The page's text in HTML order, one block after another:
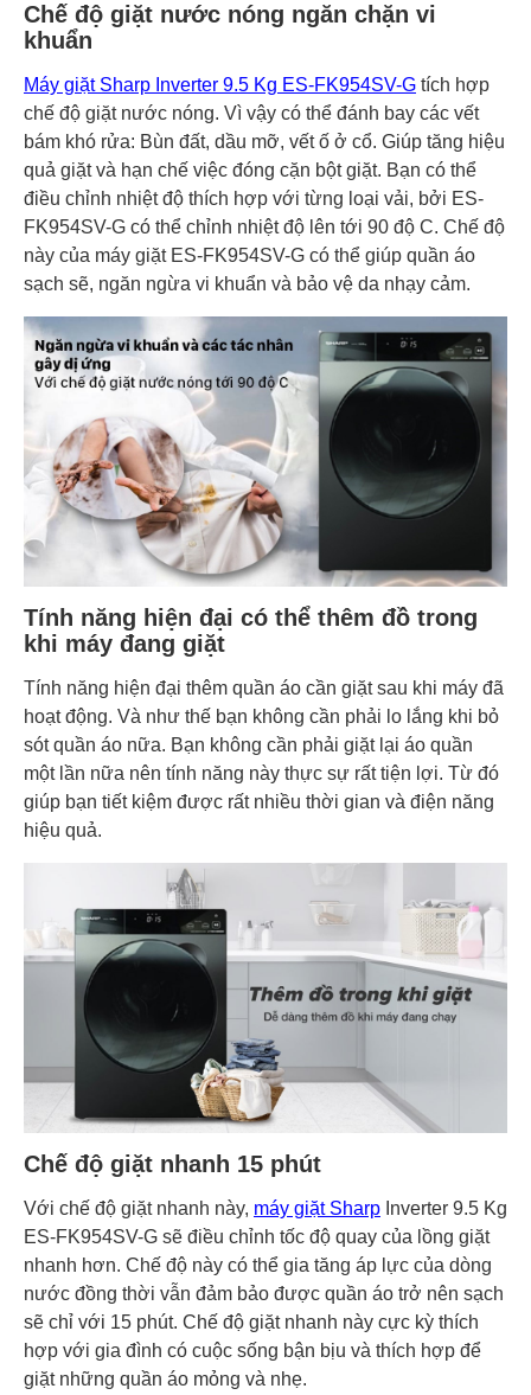
Chế độ giặt nước nóng ngăn chặn vi
khuẩn
Máy giặt Sharp Inverter 9.5 Kg ES-FK954SV-G tích hợp
chế độ giặt nước nóng. Vì vậy có thể đánh bay các vết
bám khó rửa: Bùn đất, dầu mỡ, vết ố ở cổ. Giúp tăng hiệu
quả giặt và hạn chế việc đóng cặn bột giặt. Bạn có thể
điều chỉnh nhiệt độ thích hợp với từng loại vải, bởi ES-
FK954SV-G có thể chỉnh nhiệt độ lên tới 90 độ C. Chế độ
này của máy giặt ES-FK954SV-G có thể giúp quần áo
sạch sẽ, ngăn ngừa vi khuẩn và bảo vệ da nhạy cảm.
Tính năng hiện đại có thể thêm đồ trong
khi máy đang giặt
Tính năng hiện đại thêm quần áo cần giặt sau khi máy đã
hoạt động. Và như thế bạn không cần phải lo lắng khi bỏ
sót quần áo nữa. Bạn không cần phải giặt lại áo quần
một lần nữa nên tính năng này thực sự rất tiện lợi. Từ đó
giúp bạn tiết kiệm được rất nhiều thời gian và điện năng
hiệu quả.
Chế độ giặt nhanh 15 phút
Với chế độ giặt nhanh này, máy giặt Sharp Inverter 9.5 Kg
ES-FK954SV-G sẽ điều chỉnh tốc độ quay của lồng giặt
nhanh hơn. Chế độ này có thể gia tăng áp lực của dòng
nước đồng thời vẫn đảm bảo được quần áo trở nên sạch
sẽ chỉ với 15 phút. Chế độ giặt nhanh này cực kỳ thích
hợp với gia đình có cuộc sống bận bịu và thích hợp để
giặt những quần áo mỏng và nhẹ.